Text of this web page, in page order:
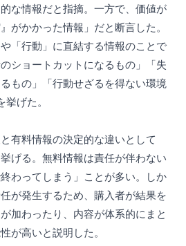
な情報だと指摘。一方で、価値が
がかかった情報」だと断言した。
「行動」に直結する情報のことで
ショートカットになるもの」「失
もの」「行動せざるを得ない環境
げた。
有料情報の決定的な違いとして
げる。無料情報は責任が伴わない
わってしまう」ことが多い。しか
が発生するため、購入者が結果を
加わったり、内容が体系的にまと
が高いと説明した。